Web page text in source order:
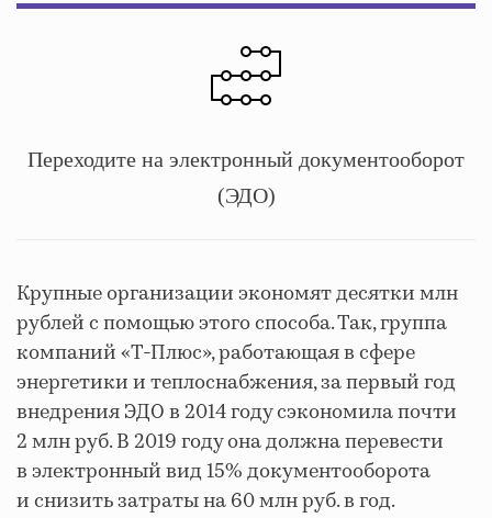
Переходите на электронный документооборот
(ЭДО)
Крупные организации экономят десятки млн
рублей с помощью этого способа. Так, группа
компаний «Т-Плюс», работающая в сфере
энергетики и теплоснабжения, за первый год
внедрения ЭДО в 2014 году сэкономила почти
2 млн руб. В 2019 году она должна перевести
в электронный вид 15% документооборота
и снизить затраты на 60 млн руб. в год.